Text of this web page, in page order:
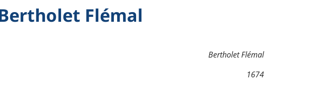
Flémal
Bertholet Flémal
1674